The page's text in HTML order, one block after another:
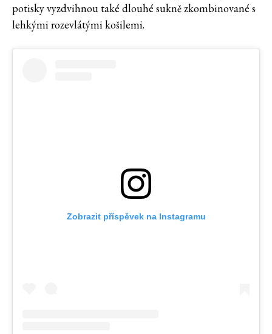
potisky vyzdvihnou také dlouhé sukně zkombinované s
lehkými rozevlátými košilemi.
Zobrazit příspěvek na Instagramu